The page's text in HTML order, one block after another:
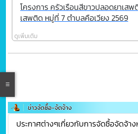
โครงการ ครัวเรือนสีขาวปลอดยาเส
เสพติด หมู่ที่ 7 ตำบลคือเวียง 2569
ดูเพิ่มเติม
ประกาศต่างๆเกี่ยวกับการจัดซื้อจัดจ้า